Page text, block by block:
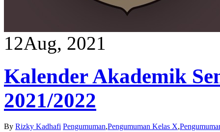
12Aug, 2021
Kalender Akademik
2021/2022
By Rizky Kadhafi Pengumuman,Pengumuman Kelas X,